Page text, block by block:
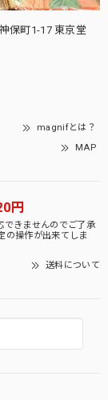
保町1-17 東京堂
magnifとは？
MAP
円
できませんのでご了承
の操作が出来てしま
送料について